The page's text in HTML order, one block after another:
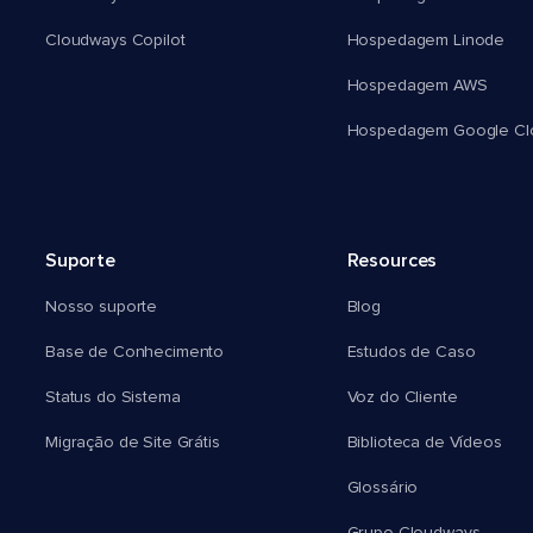
Cloudways Copilot Hospedagem Linode
Hospedagem AWS
Hospedagem Google
Suporte
Nosso suporte
Base de Conhecimento
Status do Sistema
Migração de Site Grátis
Resources
Blog
Estudos de Caso
Voz do Cliente
Biblioteca de Vídeos
Glossário